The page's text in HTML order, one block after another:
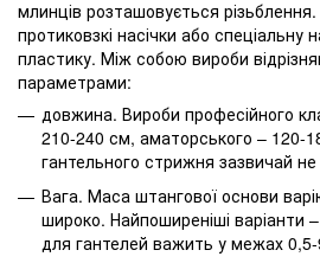
млинців розташовується
протиковзкі насічки або спеціальну
пластику. Між собою вироби
параметрами:
довжина. Вироби професійного
210-240 см, аматорського – 120-
гантельного стрижня зазвичай
Вага. Маса штангової основи
широко. Найпоширеніші варіанти
для гантелей важить у межах 0,5-